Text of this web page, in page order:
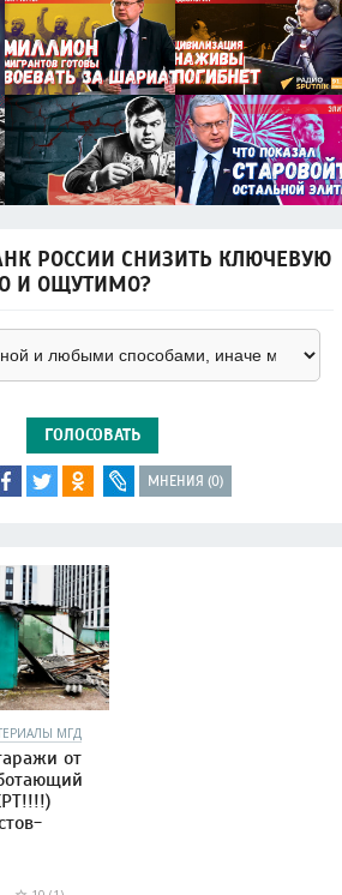
РОССИИ СНИЗИТЬ КЛЮЧЕВУЮ
И ОЩУТИМО?
ГОЛОСОВАТЬ
МНЕНИЯ (0)
МГД
от